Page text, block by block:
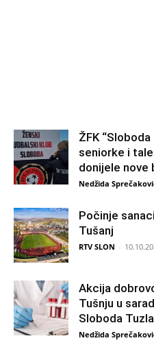
ŽFK
seniorke i
donijele nove
Nedžida
Počinje
Tušanj
RTV SLON -
Akcija
Tušnju u
Sloboda Tuzla
Nedžida